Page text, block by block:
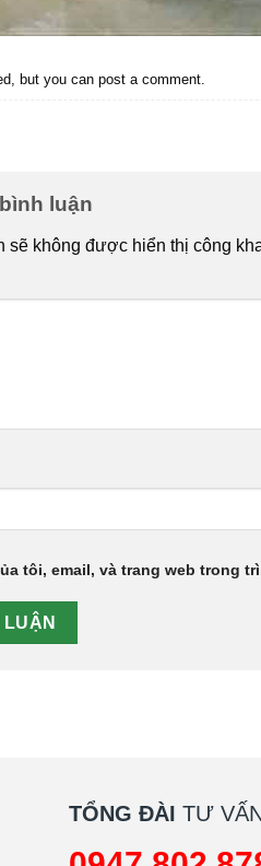
but you can post a comment.
luận
sẽ không được hiển thị công
tôi, email, và trang web trong
TỔNG ĐÀI TƯ